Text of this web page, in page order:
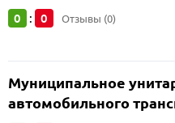
0 : 0 Отзывы (0)
Муниципальное
автомобильного